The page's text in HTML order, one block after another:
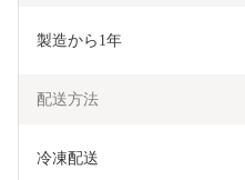
製造から1年
配送方法
冷凍配送